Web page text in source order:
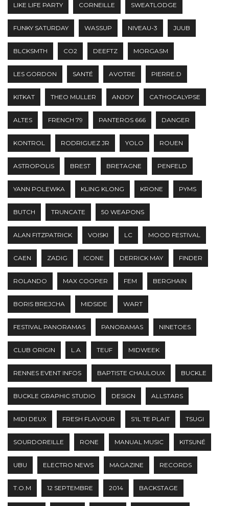
LIKE LIFE PARTY CORNEILLE SWEATLODGE
FUNKY SATURDAY WASSUP NIVEAU-3 JUUB
BLCKSMTH CO2 DEEFTZ MORGASM
LES GORDON SANTÉ AVOTRE PIERRE.D
KITKAT THEO MULLER ANJOY CATHOCALYPSE
ALTES FRENCH 79 PANTEROS 666 DANGER
KONTROL RODRIGUEZ JR YOLO ROUEN
ASTROPOLIS BREST BRETAGNE PENFELD
YANN POLEWKA KLING KLONG KRONE PYMS
BUTCH TRUNCATE 50 WEAPONS
ALAN FITZPATRICK VOISKI LC MOOD FESTIVAL
CAEN ZADIG ICONE DERRICK MAY FINDER
ROLANDO MAX COOPER FEM BERGHAIN
BORIS BREJCHA MIDSIDE WART
FESTIVAL PANORAMAS PANORAMAS NINETOES
CLUB ORIGIN L.A TEUF MIDWEEK
RENNES EVENT INFOS BAPTISTE CHAULOUX BUCKLE
BUCKLE GRAPHIC STUDIO DESIGN ALLSTARS
MIDI DEUX FRESH FLAVOUR S'IL TE PLAIT TSUGI
SOURDOREILLE RONE MANUAL MUSIC KITSUNÉ
UBU ELECTRO NEWS MAGAZINE RECORDS
T.O.M 12 SEPTEMBRE 2014 BACKSTAGE